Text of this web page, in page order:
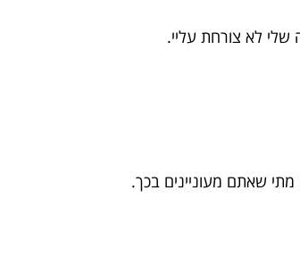
לא צורחת עליי.
שאתם מעוניינים בכך.